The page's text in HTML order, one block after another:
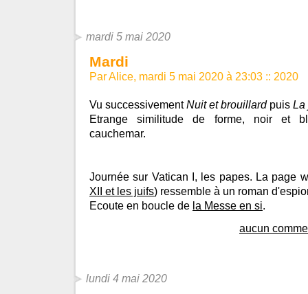
mardi 5 mai 2020
Mardi
Par Alice, mardi 5 mai 2020 à 23:03 :: 2020
Vu successivementNuit et brouillardpuis La
Etrange similitude de forme, noir et
cauchemar.
Journée sur Vatican I, les papes. La page
XII et les juifs) ressemble à un roman
Ecoute en boucle de la Messe en si.
aucun
lundi 4 mai 2020